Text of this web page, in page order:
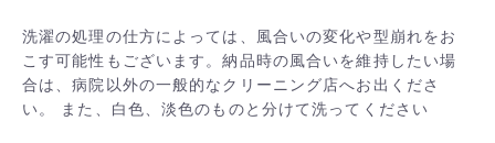
洗濯の処理の仕方によっては、風合いの変化や型崩れをお
こす可能性もございます。納品時の風合いを維持したい場
合は、病院以外の一般的なクリーニング店へお出くださ
い。 また、白色、淡色のものと分けて洗ってください